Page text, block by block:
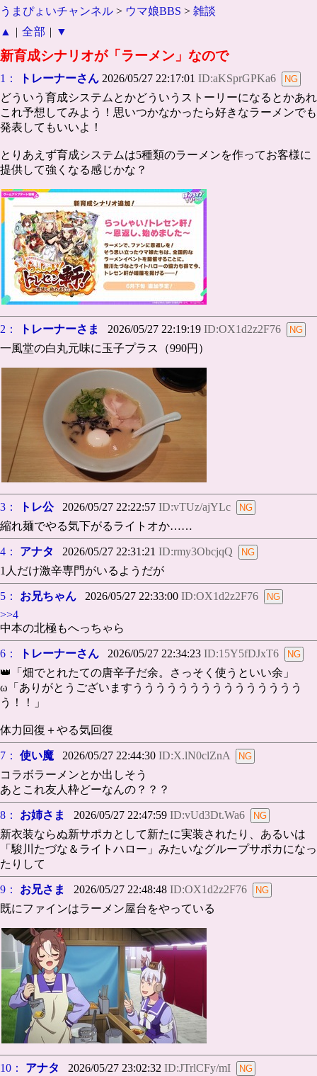
うまぴょいチャンネル > ウマ娘BBS > 雑談
▲
| 全部 | ▼
新育成シナリオが「ラーメン」なので
1： トレーナーさん 2026/05/27 22:17:01 ID:aKSprGPKa6
どういう育成システムとかどういうストーリーになるとかあれ
これ予想してみよう！思いつかなかったら好きなラーメンでも
発表してもいいよ！
とりあえず育成システムは5種類のラーメンを作ってお客様に
提供して強くなる感じかな？
2： トレーナーさま 2026/05/27 22:19:19 ID:OX1d2z2F76
一風堂の白丸元味に玉子プラス（990円）
3： トレ公2026/05/27 22:22:57 ID:vTUz/ajYLc
縮れ麺でやる気下がるライトオか……
4： アナタ 2026/05/27 22:31:21 ID:rmy3ObcjqQ
1人だけ激辛専門がいるようだが
5： お兄ちゃん 2026/05/27 22:33:00 ID:OX1d2z2F76
>>4
中本の北極もへっちゃら
6： トレーナーさん 2026/05/27 22:34:23 ID:15Y5fDJxT6
👑「畑でとれたての唐辛子だ余。さっそく使うといい余」
ω「ありがとうございますううううううううううううううう
う！！」
体力回復＋やる気回復
7： 使い魔 2026/05/27 22:44:30 ID:X.lN0clZnA
コラボラーメンとか出しそう
あとこれ友人枠どーなんの？？？
8： お姉さま 2026/05/27 22:47:59 ID:vUd3Dt.Wa6
新衣装ならぬ新サポカとして新たに実装されたり、あるいは
「駿川たづな＆ライトハロー」みたいなグループサポカになっ
たりして
9： お兄さま 2026/05/27 22:48:48 ID:OX1d2z2F76
既にファインはラーメン屋台をやっている
10： アナタ 2026/05/27 23:02:32 ID:JTrlCFy/mI